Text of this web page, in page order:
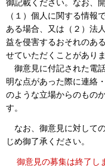
御記載ください。なお、
（１）個人に関する情報
ある場合、又は（２）法
益を侵害するおそれのあ
せていただくことがありま
御意見に付記された電
明な点があった際に連絡
のような立場からのもの
す。
なお、御意見に対して
じめ御了承ください。
御意見の募集は終了し